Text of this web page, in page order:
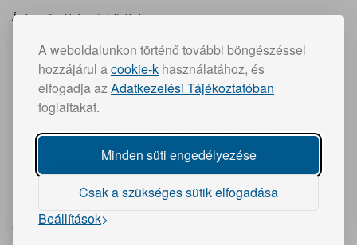
A weboldalunkon történő további böngészéssel
hozzájárul acookie-k használatához, és
elfogadja azAdatkezelési Tájékoztatóban
foglaltakat.
Minden süti engedélyezése
Csak a szükséges sütik elfogadása
Beállítások
Árukereső, a hiteles vásárlási kalauz
Gyors szállítás:
30 000 Ft feletti vásárlás esetén ingyenes
Teljeskörű garancia
Folyamatos ellátás
Copyright © 2011-2026 Víztisztítónk Pánczél Béla ev.